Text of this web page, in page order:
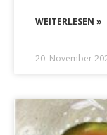
WEITERLESEN »
20. November